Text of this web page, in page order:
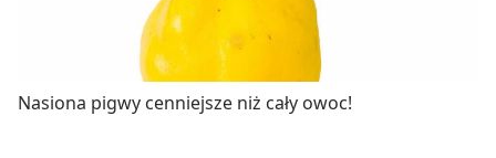
Nasiona pigwy cenniejsze niż cały owoc!